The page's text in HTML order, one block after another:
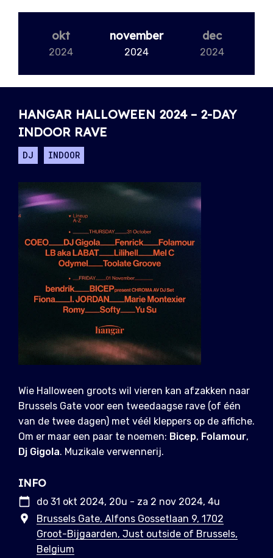
okt
2024
november
2024
dec
2024
HANGAR HALLOWEEN 2024 – 2-DAY
INDOOR RAVE
DJ INDOOR
Wie Halloween groots wil vieren kan afzakken naar
Brussels Gate voor een tweedaagse rave (of één
van de twee dagen) met véél kleppers op de affiche.
Om er maar een paar te noemen: Bicep, Folamour,
Dj Gigola. Muzikale verwennerij.
INFO
do 31 okt 2024, 20u - za 2 nov 2024, 4u
Brussels Gate, Alfons Gossetlaan 9, 1702
Groot-Bijgaarden, Just outside of Brussels,
Belgium